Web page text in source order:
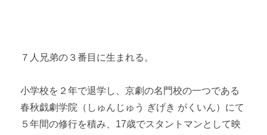
７人兄弟の３番目に生まれる。
小学校を２年で退学し、京劇の名門校の一つである
春秋戯劇学院（しゅんじゅう ぎげき がくいん）にて
５年間の修行を積み、17歳でスタントマンとして映